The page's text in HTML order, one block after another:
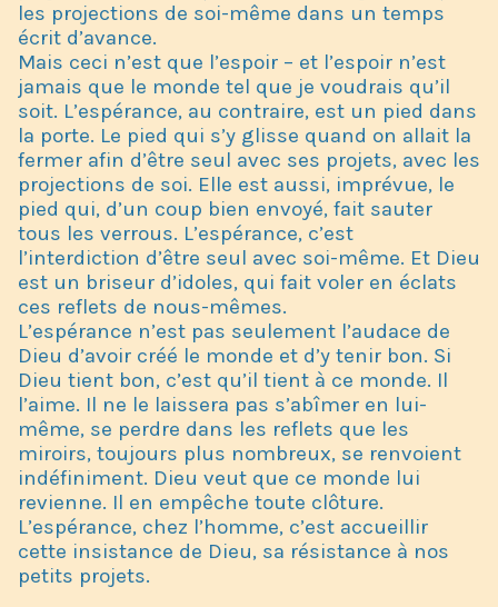
les projections de soi-même dans un temps
écrit d’avance.
Mais ceci n’est que l’espoir – et l’espoir n’est
jamais que le monde tel que je voudrais qu’il
soit. L’espérance, au contraire, est un pied dans
la porte. Le pied qui s’y glisse quand on allait la
fermer afin d’être seul avec ses projets, avec les
projections de soi. Elle est aussi, imprévue, le
pied qui, d’un coup bien envoyé, fait sauter
tous les verrous. L’espérance, c’est
l’interdiction d’être seul avec soi-même. Et Dieu
est un briseur d’idoles, qui fait voler en éclats
ces reflets de nous-mêmes.
L’espérance n’est pas seulement l’audace de
Dieu d’avoir créé le monde et d’y tenir bon. Si
Dieu tient bon, c’est qu’il tient à ce monde. Il
l’aime. Il ne le laissera pas s’abîmer en lui-
même, se perdre dans les reflets que les
miroirs, toujours plus nombreux, se renvoient
indéfiniment. Dieu veut que ce monde lui
revienne. Il en empêche toute clôture.
L’espérance, chez l’homme, c’est accueillir
cette insistance de Dieu, sa résistance à nos
petits projets.